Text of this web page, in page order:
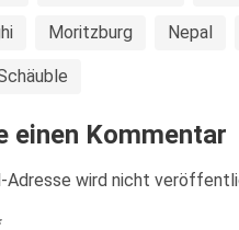
Moritzburg Nepal
einen Kommentar
Adresse wird nicht